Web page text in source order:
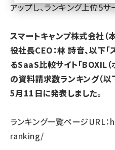
z世代 (1622)
llmo (1161)
アップし、ランキング上位5
スマートキャンプ株式会社（
役社長CEO：林 詩音、以下「
るSaaS比較サイト「BOXIL
の資料請求数ランキング（
5月11日に発表しました。
ランキング一覧ページURL：
ranking/